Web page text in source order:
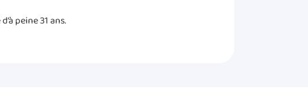
peine 31 ans.